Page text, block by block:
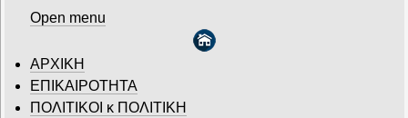
Open menu
ΑΡΧΙΚΗ
ΕΠΙΚΑΙΡΟΤΗΤΑ
ΠΟΛΙΤΙΚΟΙ κ ΠΟΛΙΤΙΚΗ